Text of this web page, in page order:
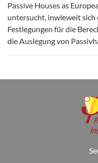
Passive Houses as
untersucht, inwieweit
Festlegungen für die
die Auslegung von